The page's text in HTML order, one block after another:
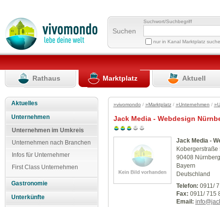
Suchen
Suchwort/Suchbegriff
nur in Kanal Marktplatz
Rathaus Marktplatz Aktuell
Aktuelles
Unternehmen
Unternehmen im Umkreis
Unternehmen nach Branchen
Infos für Unternehmer
First Class Unternehmen
Gastronomie
Unterkünfte
»vivomondo / »Marktplatz/ »Unternehmen /
Jack Media - Webdesign
Jack Media -
Kobergerstraße
90408 Nürnberg
Bayern
Deutschland
Telefon: 0911/
Fax: 0911/ 715
Email: